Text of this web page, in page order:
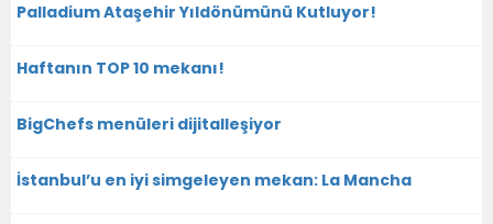
Palladium Ataşehir Yıldönümünü Kutluyor!
Haftanın TOP 10 mekanı!
BigChefs menüleri dijitalleşiyor
İstanbul’u en iyi simgeleyen mekan: La Mancha